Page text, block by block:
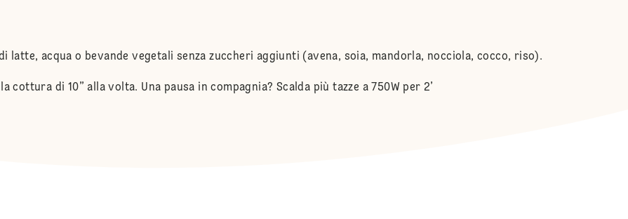
latte, acqua o bevande vegetali senza zuccheri aggiunti (avena, soia, mandorla, nocciola, cocco, riso).
cottura di 10” alla volta. Una pausa in compagnia? Scalda più tazze a 750W per 2’